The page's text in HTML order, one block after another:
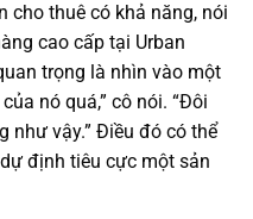
cho thuê có khả năng, nói
cao cấp tại Urban
trọng là nhìn vào một
nó quá,” cô nói. “Đôi
như vậy.” Điều đó có thể
định tiêu cực một sản